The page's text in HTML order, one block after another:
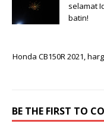
selamat
batin!
Honda CB150R 2021,
BE THE FIRST TO